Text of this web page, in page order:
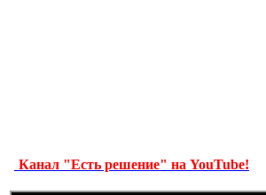
Канал "Есть решение" на YouTube!